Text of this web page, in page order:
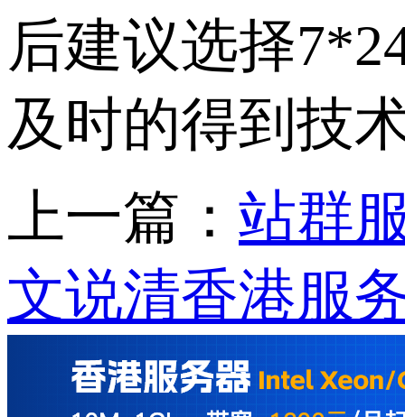
后建议选择
及时的得到技
上一篇： 站群
文说清香港服